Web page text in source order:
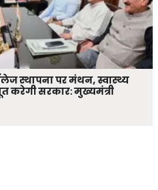
स्थापना पर मंथन, स्वास्थ्य
सरकार: मुख्यमंत्री